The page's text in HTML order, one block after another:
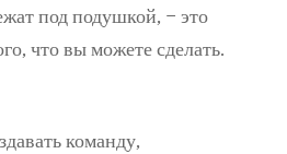
под подушкой, – это
что вы можете сделать.
команду,